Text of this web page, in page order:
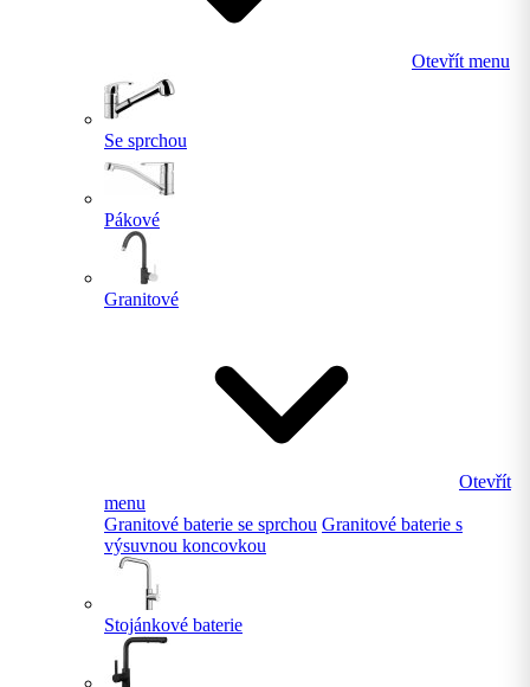
Otevřít menu
Se sprchou
Pákové
Granitové
Otevřít
menu
Granitové baterie se sprchou Granitové baterie s
výsuvnou koncovkou
Stojánkové baterie